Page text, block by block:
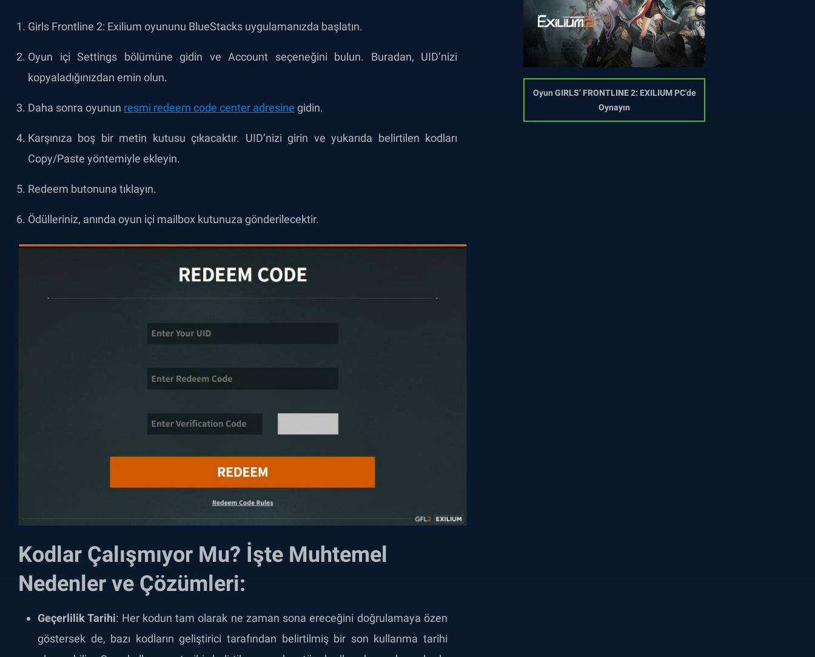
Girls Frontline 2: Exilium oyununu BlueStacks uygulamanızda başlatın.
Oyun içi Settings bölümüne gidin ve Account seçeneğini bulun. Buradan, UID’nizi
kopyaladığınızdan emin olun.
Daha sonra oyunun resmi redeem code center adresine gidin.
Karşınıza boş bir metin kutusu çıkacaktır. UID’nizi girin ve yukarıda belirtilen kodları
Copy/Paste yöntemiyle ekleyin.
Redeem butonuna tıklayın.
Ödülleriniz, anında oyun içi mailbox kutunuza gönderilecektir.
Kodlar Çalışmıyor Mu? İşte Muhtemel
Nedenler ve Çözümleri:
Geçerlilik Tarihi: Her kodun tam olarak ne zaman sona ereceğini doğrulamaya özen
göstersek de, bazı kodların geliştirici tarafından belirtilmiş bir son kullanma tarihi
Oyun GIRLS’ FRONTLINE 2: EXILIUM PC'de
Oynayın